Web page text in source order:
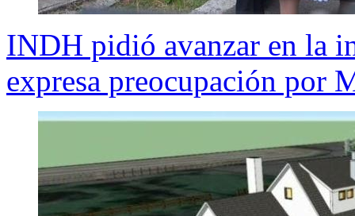
INDH pidió avanzar en la
expresa preocupación por